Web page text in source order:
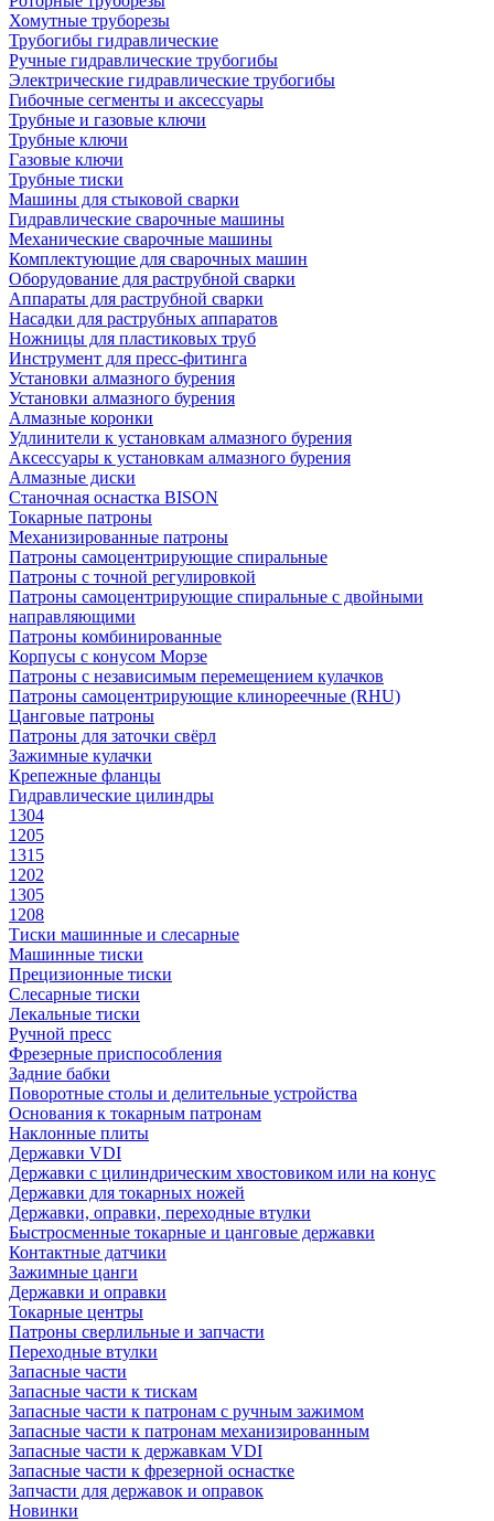
Хомутные труборезы
Трубогибы гидравлические
Ручные гидравлические трубогибы
Электрические гидравлические трубогибы
Гибочные сегменты и аксессуары
Трубные и газовые ключи
Трубные ключи
Газовые ключи
Трубные тиски
Машины для стыковой сварки
Гидравлические сварочные машины
Механические сварочные машины
Комплектующие для сварочных машин
Оборудование для раструбной сварки
Аппараты для раструбной сварки
Насадки для раструбных аппаратов
Ножницы для пластиковых труб
Инструмент для пресс-фитинга
Установки алмазного бурения
Установки алмазного бурения
Алмазные коронки
Удлинители к установкам алмазного бурения
Аксессуары к установкам алмазного бурения
Алмазные диски
Станочная оснастка BISON
Токарные патроны
Механизированные патроны
Патроны самоцентрирующие спиральные
Патроны с точной регулировкой
Патроны самоцентрирующие спиральные с двойными
направляющими
Патроны комбинированные
Корпусы с конусом Морзе
Патроны с независимым перемещением кулачков
Патроны самоцентрирующие клинореечные (RHU)
Цанговые патроны
Патроны для заточки свёрл
Зажимные кулачки
Крепежные фланцы
Гидравлические цилиндры
1304
1205
1315
1202
1305
1208
Тиски машинные и слесарные
Машинные тиски
Прецизионные тиски
Слесарные тиски
Лекальные тиски
Ручной пресс
Фрезерные приспособления
Задние бабки
Поворотные столы и делительные устройства
Основания к токарным патронам
Наклонные плиты
Державки VDI
Державки с цилиндрическим хвостовиком или на конус
Державки для токарных ножей
Державки, оправки, переходные втулки
Быстросменные токарные и цанговые державки
Контактные датчики
Зажимные цанги
Державки и оправки
Токарные центры
Патроны сверлильные и запчасти
Переходные втулки
Запасные части
Запасные части к тискам
Запасные части к патронам с ручным зажимом
Запасные части к патронам механизированным
Запасные части к державкам VDI
Запасные части к фрезерной оснастке
Запчасти для державок и оправок
Новинки